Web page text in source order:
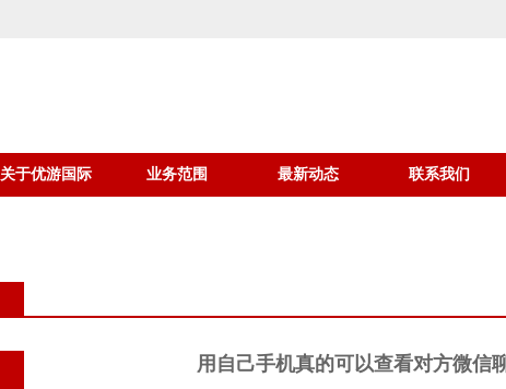
关于优游国际 业务范围 最新动态 联系我们
用自己手机真的可以查看对方微信